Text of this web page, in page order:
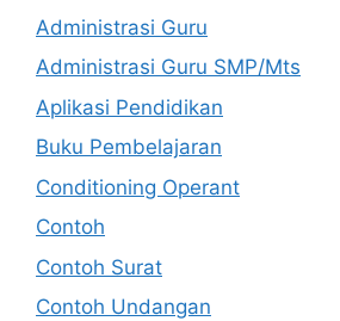
Administrasi Guru
Administrasi Guru SMP/Mts
Aplikasi Pendidikan
Buku Pembelajaran
Conditioning Operant
Contoh
Contoh Surat
Contoh Undangan